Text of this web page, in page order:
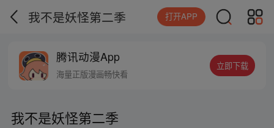
我不是妖怪第二季 打开APP
腾讯动漫App
海量正版漫画畅快看
立即下载
我不是妖怪第二季